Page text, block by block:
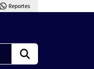
Reportes